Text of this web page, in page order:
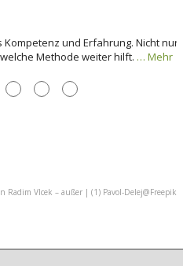
ich dort Unterstützung gesucht –
neutral und gleichzeitig … Mehr
● ● ●
Radim Vlcek – außer | (1) Pavol-Delej@Freepik